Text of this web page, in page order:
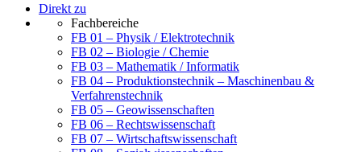
Direkt zu
Fachbereiche
FB 01 – Physik / Elektrotechnik
FB 02 – Biologie / Chemie
FB 03 – Mathematik / Informatik
FB 04 – Produktionstechnik – Maschinenbau &
Verfahrenstechnik
FB 05 – Geowissenschaften
FB 06 – Rechtswissenschaft
FB 07 – Wirtschaftswissenschaft